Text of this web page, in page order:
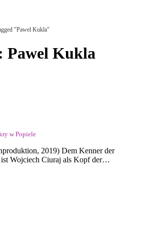
"Pawel Kukla"
Pawel Kukla
w Popiele
2019) Dem Kenner der
ist Wojciech Ciuraj als Kopf der…